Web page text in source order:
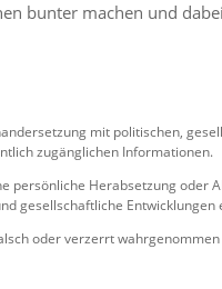
bunter machen und
mit politischen,
zugänglichen Informationen.
persönliche Herabsetzung
gesellschaftliche
oder verzerrt